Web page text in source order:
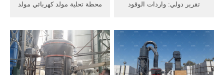
محطة تحلية مولد كهربائي مولد
محطم محطم و الشاشة. ...
فحم سحق آلة كسارة الفحم،,
مصر حجر كسارات سحق
الفحم الطاحن ...
تقرير دولي: واردات الوقود
اللازم لتشغيل محطة توليد غزة
يصل إلى نحو 40 في المئة